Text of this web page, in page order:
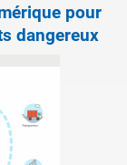
pour
dangereux